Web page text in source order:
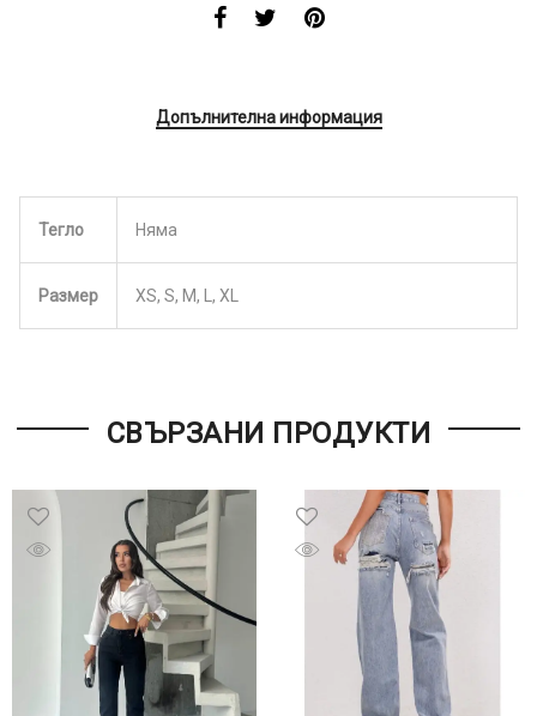
Допълнителна информация
Тегло Няма
Размер XS, S, M, L, XL
СВЪРЗАНИ ПРОДУКТИ